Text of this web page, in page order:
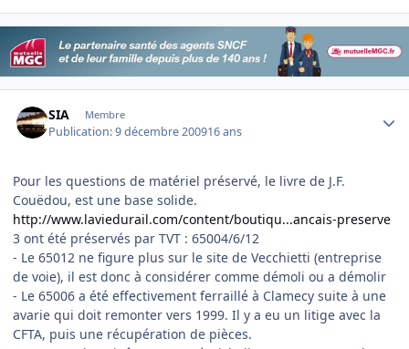
SIA Membre
Publication:9 décembre 200916 ans
Pour les questions de matériel préservé, le livre de J.F.
Couëdou, est une base solide.
http://www.laviedurail.com/content/boutiqu...ancais-preserve
3 ont été préservés par TVT : 65004/6/12
- Le 65012 ne figure plus sur le site de Vecchietti (entreprise
de voie), il est donc à considérer comme démoli ou a démolir
- Le 65006 a été effectivement ferraillé à Clamecy suite à une
avarie qui doit remonter vers 1999. Il y a eu un litige avec la
CFTA, puis une récupération de pièces.